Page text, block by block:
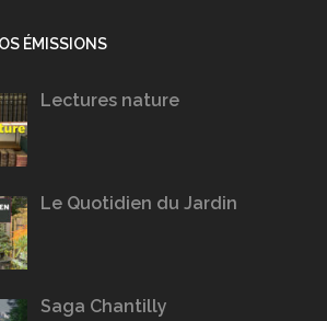
ÉMISSIONS
Lectures nature
Le Quotidien du Jardin
Saga Chantilly